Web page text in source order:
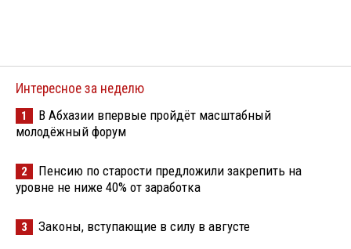
Интересное за неделю
1
В Абхазии впервые пройдёт масштабный
молодёжный форум
2
Пенсию по старости предложили закрепить на
уровне не ниже 40% от заработка
3 Законы, вступающие в силу в августе